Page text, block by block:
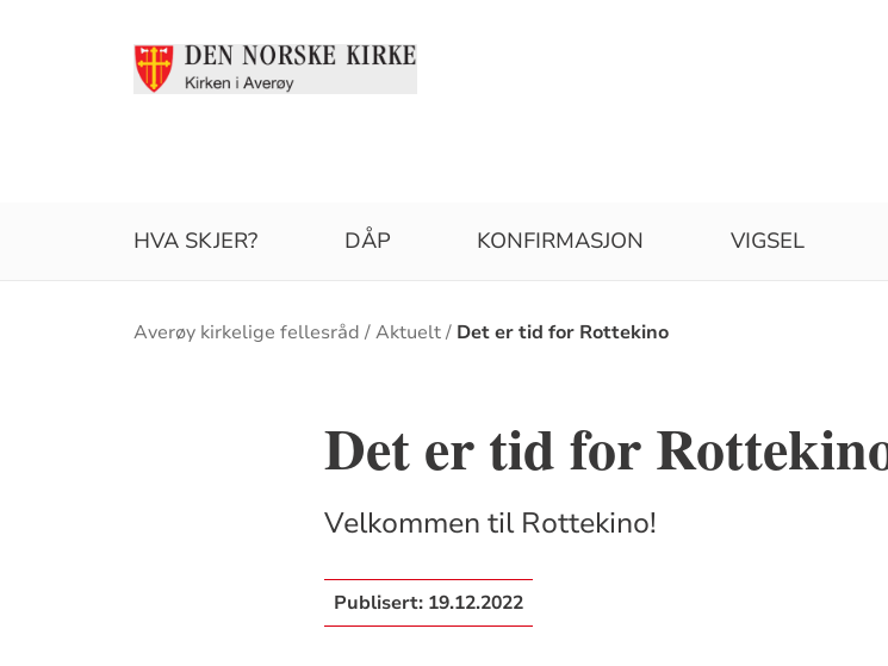
HVA SKJER? DÅP KONFIRMASJON VIGSEL
Brødsmulesti
Averøy kirkelige fellesråd Aktuelt Det er tid for Rottekino
Det er tid for
Velkommen til Rottekino!
Publisert: 19.12.2022